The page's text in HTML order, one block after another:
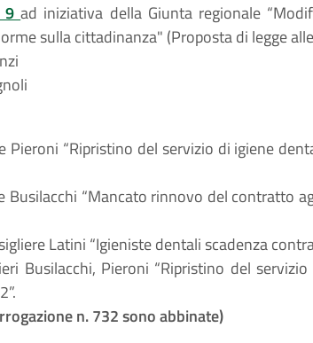
9ad iniziativa della Giunta regionale
sulla cittadinanza" (Proposta di legge
Pieroni “Ripristino del servizio di igiene
Busilacchi “Mancato rinnovo del contratto
Latini “Igieniste dentali scadenza
Busilacchi, Pieroni “Ripristino del
n. 732 sono abbinate)